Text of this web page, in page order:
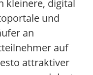
kleinere, digital
und
an
auf
attraktiver